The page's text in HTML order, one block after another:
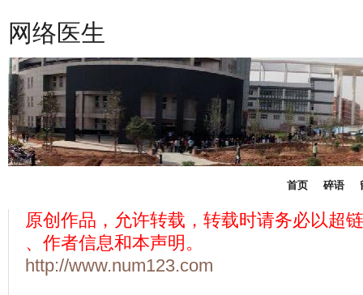
网络医生
首页 碎语
原创作品，允许转载，转载时请务必以超
、作者信息和本声明。
http://www.num123.com